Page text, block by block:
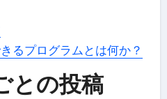
るプログラムとは何か？
との投稿